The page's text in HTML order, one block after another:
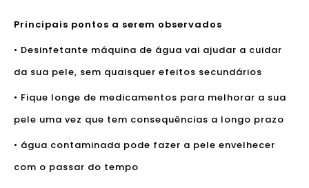
Principais pontos a serem observados
• Desinfetante máquina de água vai ajudar a cuidar
da sua pele, sem quaisquer efeitos secundários
• Fique longe de medicamentos para melhorar a sua
pele uma vez que tem consequências a longo prazo
• água contaminada pode fazer a pele envelhecer
com o passar do tempo